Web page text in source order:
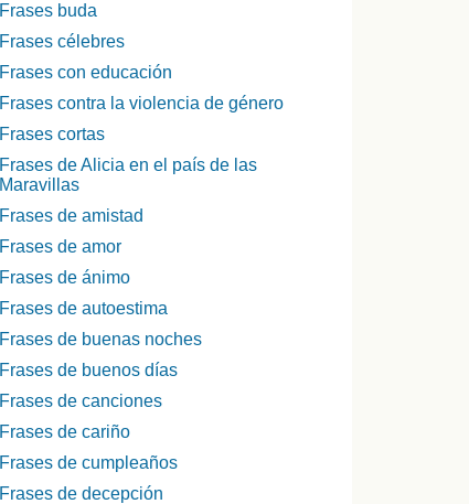
Frases buda
Frases célebres
Frases con educación
Frases contra la violencia de género
Frases cortas
Frases de Alicia en el país de las
Maravillas
Frases de amistad
Frases de amor
Frases de ánimo
Frases de autoestima
Frases de buenas noches
Frases de buenos días
Frases de canciones
Frases de cariño
Frases de cumpleaños
Frases de decepción